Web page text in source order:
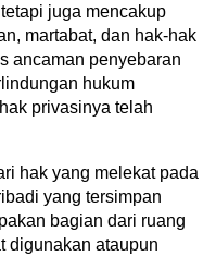
juga mencakup
martabat, dan hak-hak
ancaman penyebaran
hukum
privasinya telah
hak yang melekat pada
yang tersimpan
bagian dari ruang
digunakan ataupun